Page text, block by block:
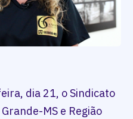
dia 21, o Sindicato
MS e Região